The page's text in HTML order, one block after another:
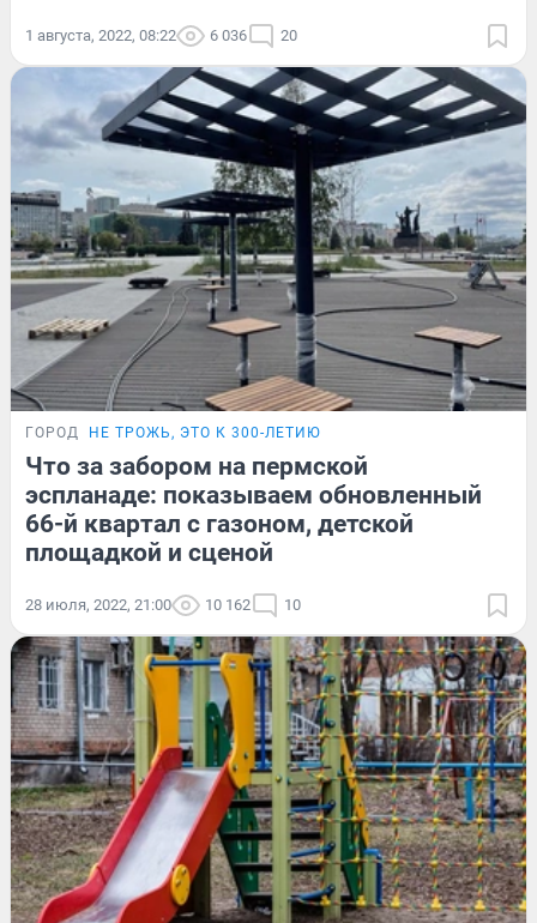
1 августа, 2022, 08:22 6 036 20
ГОРОД НЕ ТРОЖЬ, ЭТО К 300-ЛЕТИЮ
Что за забором на пермской
эспланаде: показываем обновленный
66-й квартал с газоном, детской
площадкой и сценой
28 июля, 2022, 21:00 10 162 10